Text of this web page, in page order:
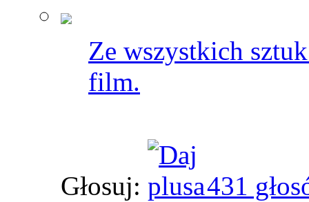
Ze wszystkich
film.
Głosuj: 431